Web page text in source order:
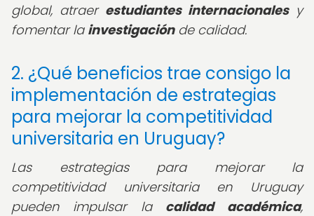
global, atraer estudiantes internacionalesy
fomentar la investigaciónde calidad.
2. ¿Qué beneficios trae consigo la
implementación de estrategias
para mejorar la competitividad
universitaria en Uruguay?
Las estrategias para mejorar la
competitividad universitaria en Uruguay
pueden impulsar la calidad académica,